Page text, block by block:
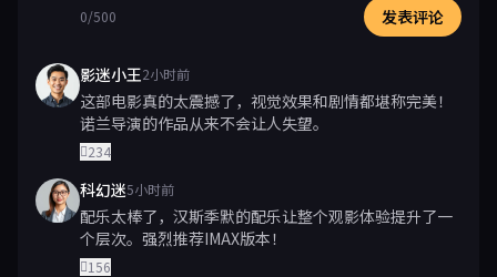
0/500 发表评论
影迷小王2小时前
这部电影真的太震撼了，视觉效果和剧情都堪称完美！
诺兰导演的作品从来不会让人失望。
234
科幻迷5小时前
配乐太棒了，汉斯季默的配乐让整个观影体验提升了一
个层次。强烈推荐IMAX版本！
156